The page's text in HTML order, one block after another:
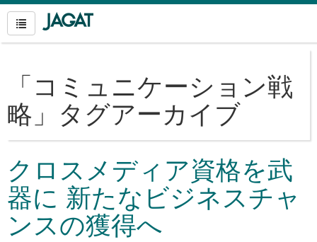
「コミュニケーション戦
略 」タグアーカイブ
クロスメディア資格を武
器に 新たなビジネスチャ
ンスの獲得へ